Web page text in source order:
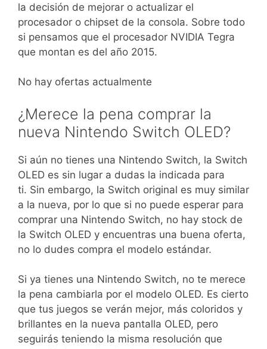
la decisión de mejorar o actualizar el
procesador o chipset de la consola. Sobre todo
si pensamos que el procesador NVIDIA Tegra
que montan es del año 2015.
No hay ofertas actualmente
¿Merece la pena comprar la
nueva Nintendo Switch OLED?
Si aún no tienes una Nintendo Switch, la Switch
OLED es sin lugar a dudas la indicada para
ti. Sin embargo, la Switch original es muy similar
a la nueva, por lo que si no puede esperar para
comprar una Nintendo Switch, no hay stock de
la Switch OLED y encuentras una buena oferta,
no lo dudes compra el modelo estándar.
Si ya tienes una Nintendo Switch, no te merece
la pena cambiarla por el modelo OLED. Es cierto
que tus juegos se verán mejor, más coloridos y
brillantes en la nueva pantalla OLED, pero
seguirás teniendo la misma resolución que